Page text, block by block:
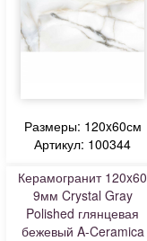
Размеры: 120x60см
Артикул: 100344
Керамогранит 120x60
9мм Crystal Gray
Polished глянцевая
бежевый A-Ceramica